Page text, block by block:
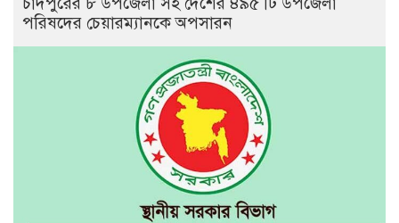
পরিষদের চেয়ারম্যানকে অপসারন